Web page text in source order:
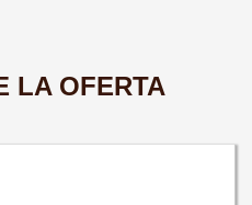
LA OFERTA